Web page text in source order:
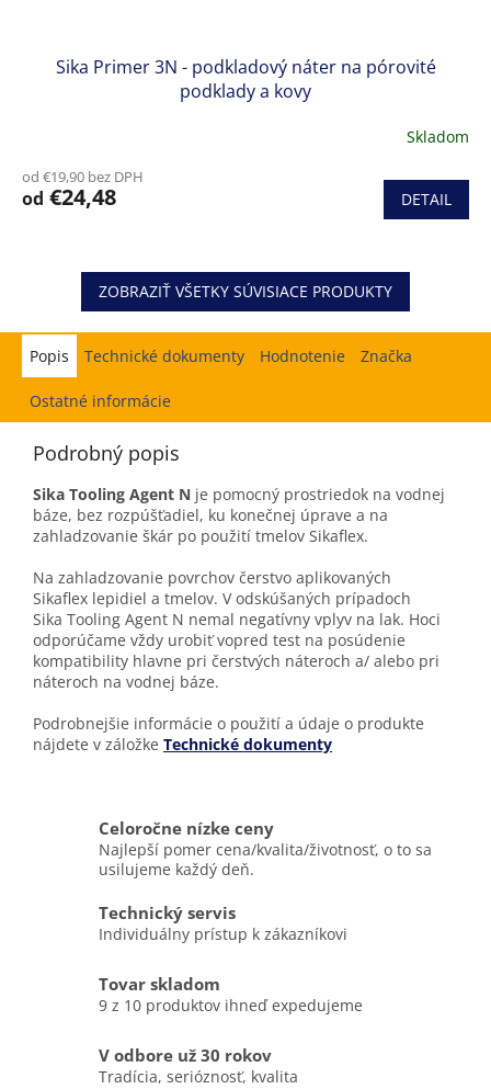
Sika Primer 3N - podkladový náter na pórovité
podklady a kovy
Skladom
od €19,90 bez DPH
od €24,48 DETAIL
ZOBRAZIŤ VŠETKY SÚVISIACE PRODUKTY
Popis Hodnotenie Značka
Ostatné informácie
Podrobný popis
Sika Tooling Agent N je pomocný prostriedok na vodnej
báze, bez rozpúšťadiel, ku konečnej úprave a na
zahladzovanie škár po použití tmelov Sikaflex.
Na zahladzovanie povrchov čerstvo aplikovaných
Sikaflex lepidiel a tmelov. V odskúšaných prípadoch
Sika Tooling Agent N nemal negatívny vplyv na lak. Hoci
odporúčame vždy urobiť vopred test na posúdenie
kompatibility hlavne pri čerstvých náteroch a/ alebo pri
náteroch na vodnej báze.
Podrobnejšie informácie o použití a údaje o produkte
nájdete v záložke Technické dokumenty
Celoročne nízke ceny
Najlepší pomer cena/kvalita/životnosť, o to sa
usilujeme každý deň.
Technický servis
Individuálny prístup k zákazníkovi
Tovar skladom
9 z 10 produktov ihneď expedujeme
V odbore už 30 rokov
Tradícia, serióznosť, kvalita